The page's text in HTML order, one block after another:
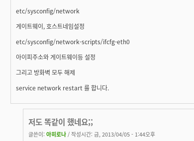
etc/sysconfig/network
게이트웨이, 호스트네임설정
etc/sysconfig/network-scripts/ifcfg-eth0
아이피주소와 게이트웨이등 설정
그리고 방화벽 모두 해제
service network restart 를 합니다.
저도 똑같이 했네요;;
글쓴이: 아히로나 / 작성시간: 금, 2013/04/05 - 1:44오후